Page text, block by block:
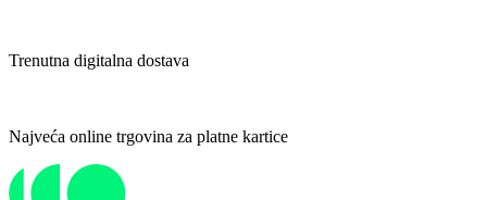
Trenutna digitalna dostava
Najveća online trgovina za platne kartice